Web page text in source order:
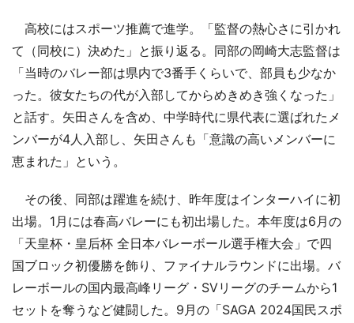
高校にはスポーツ推薦で進学。「監督の熱心さに引かれ
て（同校に）決めた」と振り返る。同部の岡崎大志監督は
「当時のバレー部は県内で3番手くらいで、部員も少なか
った。彼女たちの代が入部してからめきめき強くなった」
と話す。矢田さんを含め、中学時代に県代表に選ばれたメ
ンバーが4人入部し、矢田さんも「意識の高いメンバーに
恵まれた」という。
その後、同部は躍進を続け、昨年度はインターハイに初
出場。1月には春高バレーにも初出場した。本年度は6月の
「天皇杯・皇后杯 全日本バレーボール選手権大会」で四
国ブロック初優勝を飾り、ファイナルラウンドに出場。バ
レーボールの国内最高峰リーグ・SVリーグのチームから1
セットを奪うなど健闘した。9月の「SAGA 2024国民スポ